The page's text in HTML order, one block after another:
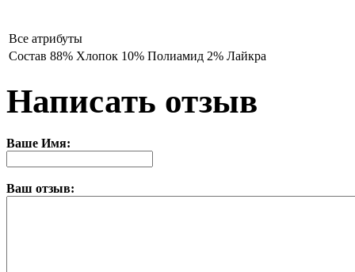
Все атрибуты
Состав 88% Хлопок 10% Полиамид 2% Лайкра
Написать отзыв
Ваше Имя:
Ваш отзыв: